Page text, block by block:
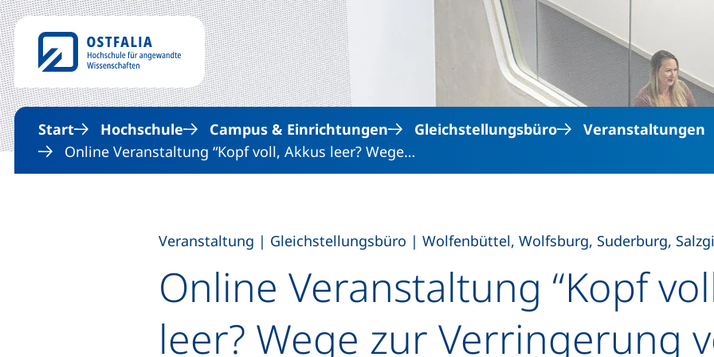
Direkt zum Inhalt
Start Hochschule Campus & Einrichtungen Gleichstellungsbüro
Veranstaltungen
Online Veranstaltung “Kopf voll, Akkus leer? Wege…
Online Veranstaltung “Kopf
leer? Wege zur Verringerung
Veranstaltung | Gleichstellungsbüro | Wolfenbüttel, Wolfsburg, Suderburg,